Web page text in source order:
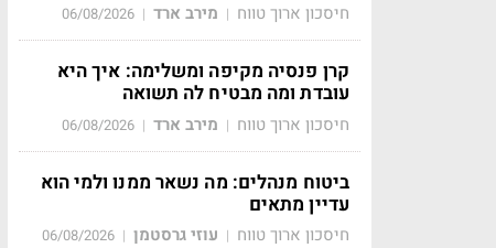
חיסכון ארוך טווח | מירב ארד |
06/08/2026
קרן פנסיה מקיפה ומשלימה: איך היא
עובדת ומה מבטיח לה תשואה
חיסכון ארוך טווח | מירב ארד |
06/08/2026
ביטוח מנהלים: מה נשאר ממנו ולמי הוא
עדיין מתאים
חיסכון ארוך טווח | עוזי גרסטמן |
06/08/2026